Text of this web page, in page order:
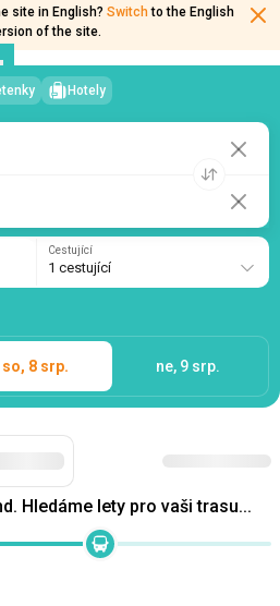
site in English? Switch to the English
of the site.
Hotely
Cestující
1 cestující
so, 8 srp. ne, 9 srp.